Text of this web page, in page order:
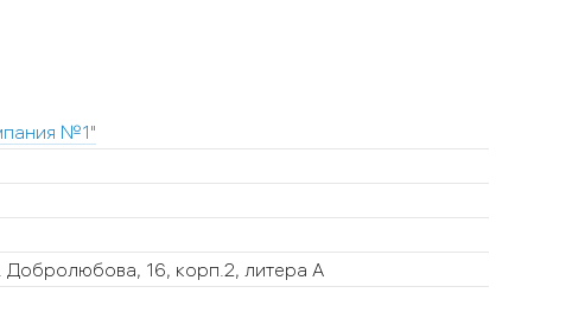
№1"
Добролюбова, 16, корп.2, литера А